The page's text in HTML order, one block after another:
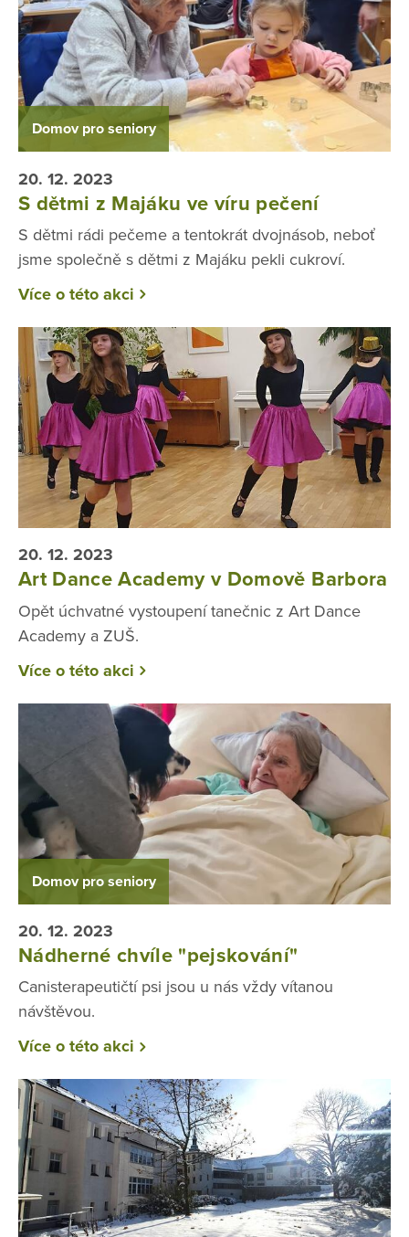
Domov pro seniory
20. 12. 2023
S dětmi z Majáku ve víru pečení
S dětmi rádi pečeme a tentokrát dvojnásob, neboť
jsme společně s dětmi z Majáku pekli cukroví.
Více o této akci
20. 12. 2023
Art Dance Academy v Domově Barbora
Opět úchvatné vystoupení tanečnic z Art Dance
Academy a ZUŠ.
Více o této akci
Domov pro seniory
20. 12. 2023
Nádherné chvíle "pejskování"
Canisterapeutičtí psi jsou u nás vždy vítanou
návštěvou.
Více o této akci